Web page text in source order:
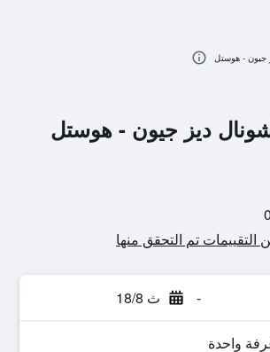
ديز جيون - هوستل
- ث 18/8
جيون - هوستل